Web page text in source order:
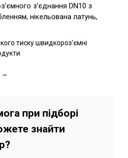
з’єднання DN10 з
нікельована латунь,
тиску швидкороз'ємні
→
при підборі
знайти